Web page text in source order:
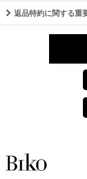
返品特約に関する重